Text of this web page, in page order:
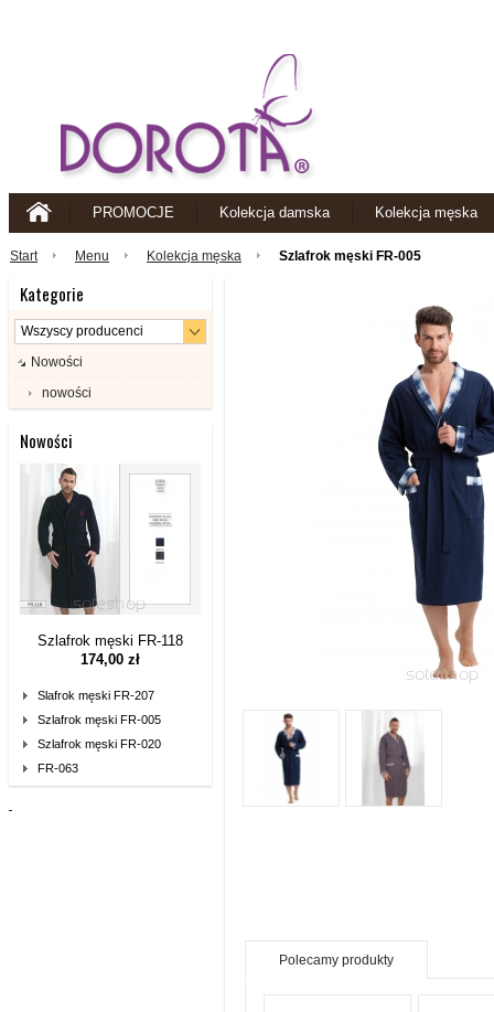
PROMOCJE Kolekcja damska Kolekcja męska
Start Menu Kolekcja męska Szlafrok męski FR-005
Kategorie
Nowości
nowości
Nowości
Szlafrok męski FR-118
174,00 zł
Slafrok męski FR-207
Szlafrok męski FR-005
Szlafrok męski FR-020
FR-063
Polecamy produkty